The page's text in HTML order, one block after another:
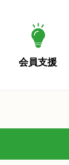
会員支援